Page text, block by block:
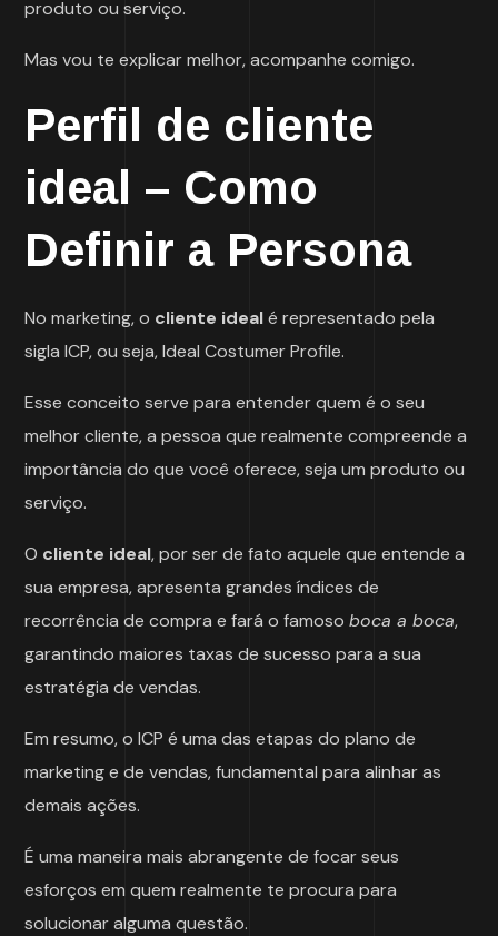
produto ou serviço.
Mas vou te explicar melhor, acompanhe comigo.
Perfil de cliente
ideal – Como
Definir a Persona
No marketing, o cliente idealé representado pela
sigla ICP, ou seja, Ideal Costumer Profile.
Esse conceito serve para entender quem é o seu
melhor cliente, a pessoa que realmente compreende a
importância do que você oferece, seja um produto ou
serviço.
O cliente ideal, por ser de fato aquele que entende a
sua empresa, apresenta grandes índices de
recorrência de compra e fará o famosoboca a boca,
garantindo maiores taxas de sucesso para a sua
estratégia de vendas.
Em resumo, o ICP é uma das etapas do plano de
marketing e de vendas, fundamental para alinhar as
demais ações.
É uma maneira mais abrangente de focar seus
esforços em quem realmente te procura para
solucionar alguma questão.